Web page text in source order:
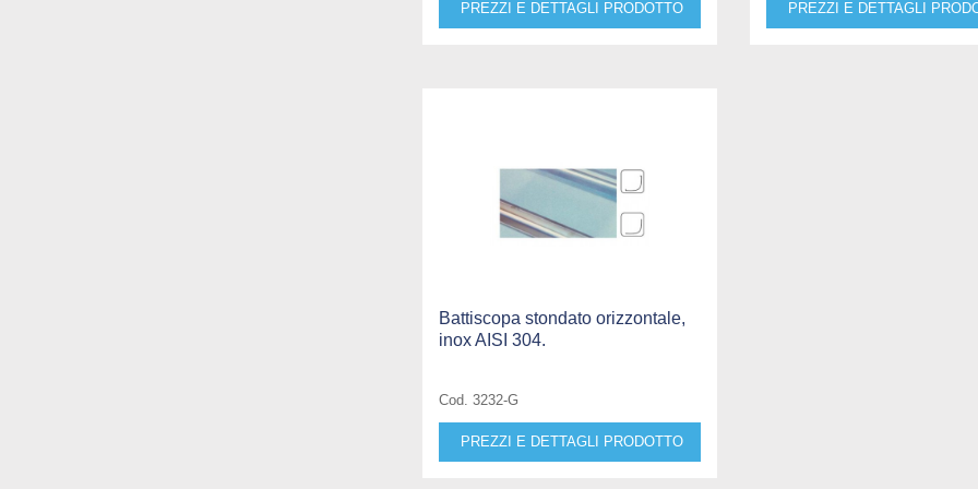
PREZZI E DETTAGLI PRODOTTO PREZZI E DETTAGLI
Battiscopa stondato orizzontale,
inox AISI 304.
Cod. 3232-G
PREZZI E DETTAGLI PRODOTTO